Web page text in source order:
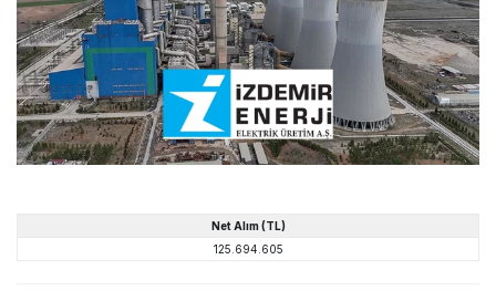
Net Alım(TL)
125.694.605